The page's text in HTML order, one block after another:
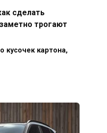
сделать
трогают
кусочек картона,